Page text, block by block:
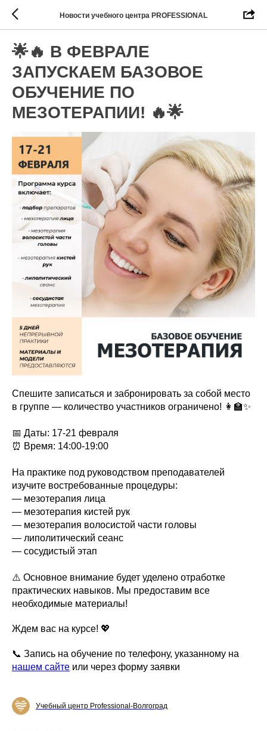
Новости учебного центра PROFESSIONAL
🌟🔥 В ФЕВРАЛЕ
ЗАПУСКАЕМ БАЗОВОЕ
ОБУЧЕНИЕ ПО
МЕЗОТЕРАПИИ! 🔥🌟
Спешите записаться и забронировать за собой место
в группе — количество участников ограничено! 👩‍🏫✨
📅 Даты: 17-21 февраля
⏰ Время: 14:00-19:00
На практике под руководством преподавателей
изучите востребованные процедуры:
— мезотерапия лица
— мезотерапия кистей рук
— мезотерапия волосистой части головы
— липолитический сеанс
— сосудистый этап
⚠️ Основное внимание будет уделено отработке
практических навыков. Мы предоставим все
необходимые материалы!
Ждем вас на курсе! 💖
📞 Запись на обучение по телефону, указанному на
нашем сайте или через форму заявки
Учебный центр Professional-Волгоград